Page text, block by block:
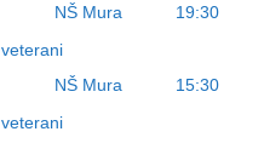
NŠ Mura
veterani
19:30
NŠ Mura
veterani
15:30